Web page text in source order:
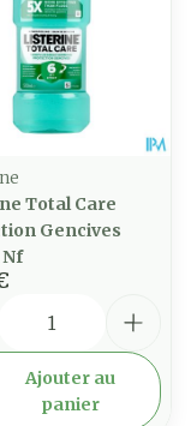
Total Care
Gencives
Ajouter au
panier